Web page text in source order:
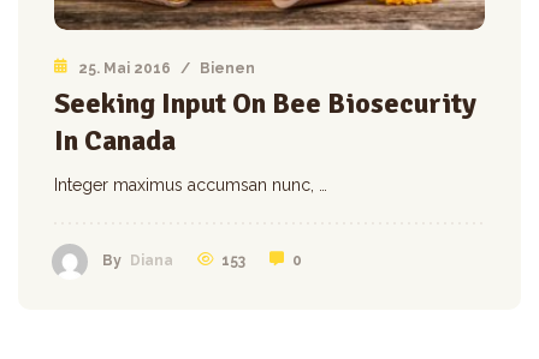
25. Mai 2016 / Bienen
Seeking Input On Bee Biosecurity
In Canada
Integer maximus accumsan nunc, …
By Diana 153 0